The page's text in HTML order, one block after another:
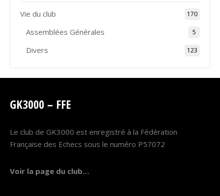
Vie du club 170
Assemblées Générales 5
Divers 123
GK3000 – FFE
Le club de GK3000 est enregistré à la Fédération
Française des Echecs sous le numéro P57072
Voir la page du club…